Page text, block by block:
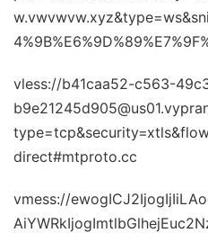
vless://b41caa52-c563-
direct#mtproto.cc
vmess://